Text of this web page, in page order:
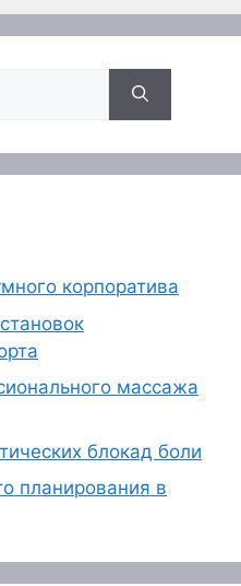
корпоратива
массажа
блокад боли
планирования в